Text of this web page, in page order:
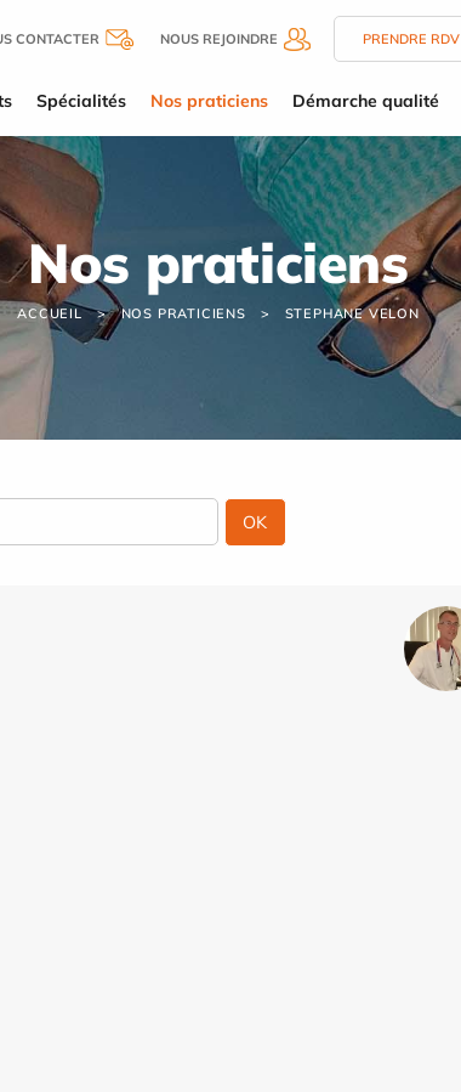
CONTACTER NOUS REJOINDRE PRENDRE RDV
Spécialités Nos praticiens Démarche qualité
Nos praticiens
ACCUEIL NOS PRATICIENS STEPHANE VELON